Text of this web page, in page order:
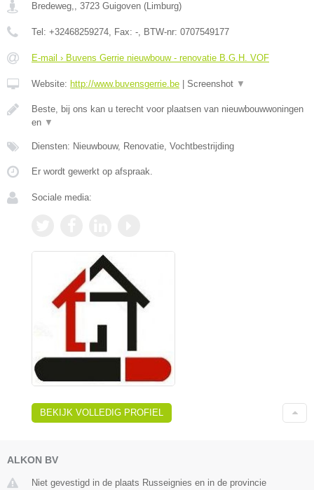
Bredeweg,, 3723 Guigoven (Limburg)
Tel: +32468259274, Fax: -, BTW-nr: 0707549177
E-mail › Buvens Gerrie nieuwbouw - renovatie B.G.H. VOF
Website: http://www.buvensgerrie.be Screenshot ▼
Beste, bij ons kan u terecht voor plaatsen van nieuwbouwwoningen
en ▼
Diensten: Nieuwbouw, Renovatie, Vochtbestrijding
Er wordt gewerkt op afspraak.
Sociale media:
BEKIJK VOLLEDIG PROFIEL
ALKON BV
Niet gevestigd in de plaats Russeignies en in de provincie